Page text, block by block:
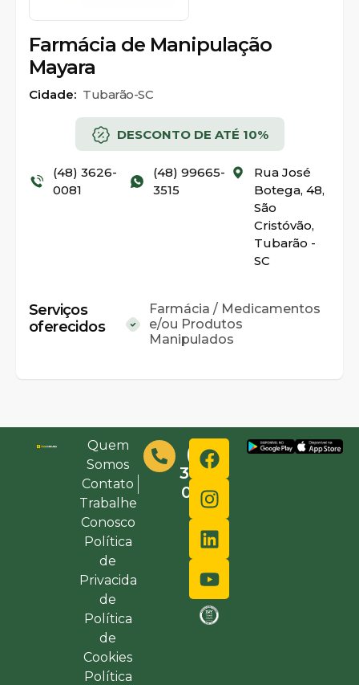
Farmácia de Manipulação
Mayara
Cidade: Tubarão-SC
DESCONTO DE ATÉ 10%
(48) 3626-
0081
(48) 99665-
3515
Rua José
Botega, 48,
São
Cristóvão,
Tubarão -
SC
Serviços
oferecidos
Farmácia / Medicamentos
e/ou Produtos
Manipulados
Quem
Somos
Contato
Trabalhe
Conosco
Política
de
Privacida
de
Política
de
Cookies
Política
(48)
3632-
0000